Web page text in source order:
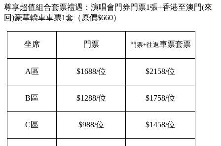
尊享超值組合套票禮遇：演唱會門券門票1張+香港至澳門(來
回)豪華轎車車票1套（原價$660）
坐席 門票 門票+往返車票套票
A區 $1688/位 $2158/位
B區 $1288/位 $1758/位
C區 $988/位 $1458/位